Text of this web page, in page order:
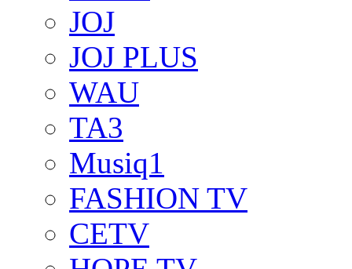
JOJ
JOJ PLUS
WAU
TA3
Musiq1
FASHION TV
CETV